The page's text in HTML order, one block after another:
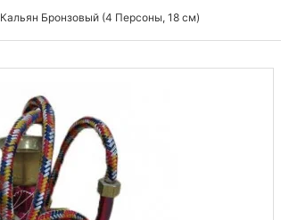
Кальян Бронзовый (4 Персоны, 18 см)